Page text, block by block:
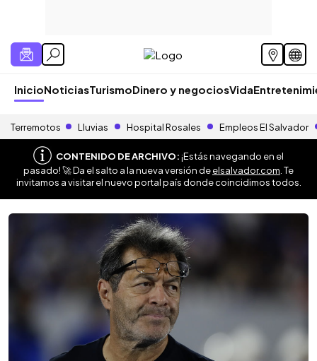
InicioNoticiasTurismoDinero y negociosVida
Terremotos Lluvias Hospital Rosales Empleos El Salvador
CONTENIDO DE ARCHIVO:¡Estás navegando en el
pasado! 🚀 Da el salto a la nueva versión deelsalvador.com . Te
invitamos a visitar el nuevo portal país donde coincidimos todos.